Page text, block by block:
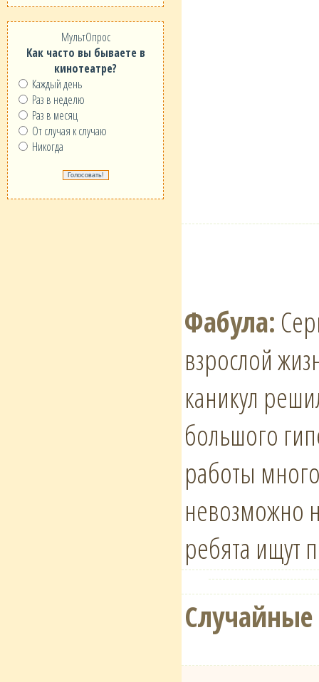
МультОпрос
Как часто вы бываете в
кинотеатре?
Каждый день
Раз в неделю
Раз в месяц
От случая к случаю
Никогда
Фабула:
взрослой
каникул
большого
работы
невозможно
ребята ищут